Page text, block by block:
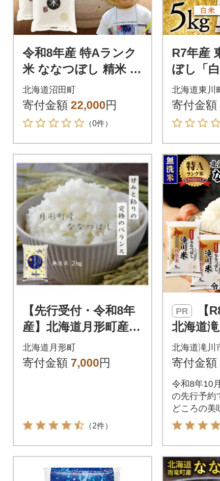
令和8年産 特Aランク
米 ななつぼし 精米 10
kg(5kg×2袋)【8月発
送】 nr-2086
北海道沼田町
寄付金額 22,000円
（0件）
R7年産
ぼし「
中旬よ
001-r7】
北海道東川
寄付金額
【先行受付・令和8年
産】北海道月形町産な
なつぼし「無洗米」2
kg 特Aランク16年連
北海道月形町
寄付金額 7,000円
（2件）
PR
北海道
ぼし無
マイス
北海道滝川
寄付金額
令和8年10
の先行予約
どころの美
けします!